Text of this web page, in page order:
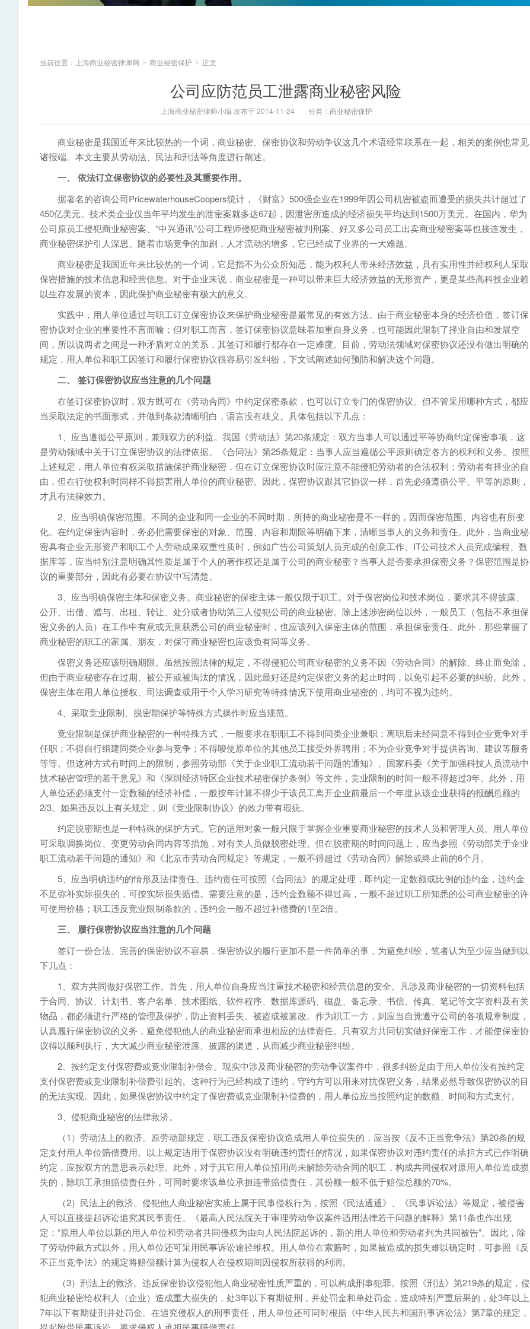
当前位置： 上海商业秘密律师网 > 商业秘密保护 > 正文
公司应防范员工泄露商业秘密风险
上海商业秘密律师小编 发布于 2014-11-24 分类： 商业秘密保护
商业秘密是我国近年来比较热的一个词，商业秘密、保密协议和劳动争议这几个术语经常联系在一起，相关的案例也常见
诸报端。本文主要从劳动法、民法和刑法等角度进行阐述。
一、 依法订立保密协议的必要性及其重要作用。
据著名的咨询公司PricewaterhouseCoopers统计，《财富》500强企业在1999年因公司机密被盗而遭受的损失共计超过了
450亿美元。技术类企业仅当年平均发生的泄密案就多达67起，因泄密所造成的经济损失平均达到1500万美元。在国内，华为
公司原员工侵犯商业秘密案、“中兴通讯”公司工程师侵犯商业秘密被判刑案、好又多公司员工出卖商业秘密案等也接连发生，
商业秘密保护引人深思。随着市场竞争的加剧，人才流动的增多，它已经成了业界的一大难题。
商业秘密是我国近年来比较热的一个词，它是指不为公众所知悉，能为权利人带来经济效益，具有实用性并经权利人采取
保密措施的技术信息和经营信息。对于企业来说，商业秘密是一种可以带来巨大经济效益的无形资产，更是某些高科技企业赖
以生存发展的资本，因此保护商业秘密有极大的意义。
实践中，用人单位通过与职工订立保密协议来保护商业秘密是最常见的有效方法。由于商业秘密本身的经济价值，签订保
密协议对企业的重要性不言而喻；但对职工而言，签订保密协议意味着加重自身义务，也可能因此限制了择业自由和发展空
间，所以说两者之间是一种矛盾对立的关系，其签订和履行都存在一定难度。目前，劳动法领域对保密协议还没有做出明确的
规定，用人单位和职工因签订和履行保密协议很容易引发纠纷，下文试阐述如何预防和解决这个问题。
二、 签订保密协议应当注意的几个问题
在签订保密协议时，双方既可在《劳动合同》中约定保密条款，也可以订立专门的保密协议。但不管采用哪种方式，都应
当采取法定的书面形式，并做到条款清晰明白，语言没有歧义。具体包括以下几点：
1、应当遵循公平原则，兼顾双方的利益。我国《劳动法》第20条规定：双方当事人可以通过平等协商约定保密事项，这
是劳动领域中关于订立保密协议的法律依据。《合同法》第25条规定：当事人应当遵循公平原则确定各方的权利和义务。按照
上述规定，用人单位有权采取措施保护商业秘密，但在订立保密协议时应注意不能侵犯劳动者的合法权利；劳动者有择业的自
由，但在行使权利时同样不得损害用人单位的商业秘密。因此，保密协议跟其它协议一样，首先必须遵循公平、平等的原则，
才具有法律效力。
2、应当明确保密范围。不同的企业和同一企业的不同时期，所持的商业秘密是不一样的，因而保密范围、内容也有所变
化。在约定保密内容时，务必把需要保密的对象、范围、内容和期限等明确下来，清晰当事人的义务和责任。此外，当商业秘
密具有企业无形资产和职工个人劳动成果双重性质时，例如广告公司策划人员完成的创意工作、IT公司技术人员完成编程、数
据库等，应当特别注意明确其性质是属于个人的著作权还是属于公司的商业秘密？当事人是否要承担保密义务？保密范围是协
议的重要部分，因此有必要在协议中写清楚。
3、应当明确保密主体和保密义务。商业秘密的保密主体一般仅限于职工。对于保密岗位和技术岗位，要求其不得披露、
公开、出借、赠与、出租、转让、处分或者协助第三人侵犯公司的商业秘密。除上述涉密岗位以外，一般员工（包括不承担保
密义务的人员）在工作中有意或无意获悉公司的商业秘密时，也应该列入保密主体的范围，承担保密责任。此外，那些掌握了
商业秘密的职工的家属、朋友，对保守商业秘密也应该负有同等义务。
保密义务还应该明确期限。虽然按照法律的规定，不得侵犯公司商业秘密的义务不因《劳动合同》的解除、终止而免除，
但由于商业秘密存在过期、被公开或被淘汰的情况，因此最好还是约定保密义务的起止时间，以免引起不必要的纠纷。此外，
保密主体在用人单位授权、司法调查或用于个人学习研究等特殊情况下使用商业秘密的，均可不视为违约。
4、采取竞业限制、脱密期保护等特殊方式操作时应当规范。
竞业限制是保护商业秘密的一种特殊方式，一般要求在职职工不得到同类企业兼职；离职后未经同意不得到企业竞争对手
任职；不得自行组建同类企业参与竞争；不得唆使原单位的其他员工接受外界聘用；不为企业竞争对手提供咨询、建议等服务
等等。但这种方式有时间上的限制，参照劳动部《关于企业职工流动若干问题的通知》、国家科委《关于加强科技人员流动中
技术秘密管理的若干意见》和《深圳经济特区企业技术秘密保护条例》等文件，竞业限制的时间一般不得超过3年。此外，用
人单位还必须支付一定数额的经济补偿，一般按年计算不得少于该员工离开企业前最后一个年度从该企业获得的报酬总额的
2/3。如果违反以上有关规定，则《竞业限制协议》的效力带有瑕疵。
约定脱密期也是一种特殊的保护方式。它的适用对象一般只限于掌握企业重要商业秘密的技术人员和管理人员。用人单位
可采取调换岗位、变更劳动合同内容等措施，对有关人员做脱密处理。但在脱密期的时间问题上，应当参照《劳动部关于企业
职工流动若干问题的通知》和《北京市劳动合同规定》等规定，一般不得超过《劳动合同》解除或终止前的6个月。
5、应当明确违约的情形及法律责任。违约责任可按照《合同法》的规定处理，即约定一定数额或比例的违约金，违约金
不足弥补实际损失的，可按实际损失赔偿。需要注意的是，违约金数额不得过高，一般不超过职工所知悉的公司商业秘密的许
可使用价格；职工违反竞业限制条款的，违约金一般不超过补偿费的1至2倍。
三、 履行保密协议应当注意的几个问题
签订一份合法、完善的保密协议不容易，保密协议的履行更加不是一件简单的事，为避免纠纷，笔者认为至少应当做到以
下几点：
1、双方共同做好保密工作。首先，用人单位自身应当注重技术秘密和经营信息的安全。凡涉及商业秘密的一切资料包括
于合同、协议、计划书、客户名单、技术图纸、软件程序、数据库源码、磁盘、备忘录、书信、传真、笔记等文字资料及有关
物品，都必须进行严格的管理及保护，防止资料丢失、被盗或被篡改。作为职工一方，则应当自觉遵守公司的各项规章制度，
认真履行保密协议的义务，避免侵犯他人的商业秘密而承担相应的法律责任。只有双方共同切实做好保密工作，才能使保密协
议得以顺利执行，大大减少商业秘密泄露、披露的渠道，从而减少商业秘密纠纷。
2、按约定支付保密费或竞业限制补偿金。现实中涉及商业秘密的劳动争议案件中，很多纠纷是由于用人单位没有按约定
支付保密费或竞业限制补偿费引起的。这种行为已经构成了违约，守约方可以用来对抗保密义务，结果必然导致保密协议的目
的无法实现。因此，如果保密协议中约定了保密费或竞业限制补偿费的，用人单位应当按照约定的数额、时间和方式支付。
3、侵犯商业秘密的法律救济。
（1）劳动法上的救济。原劳动部规定，职工违反保密协议造成用人单位损失的，应当按《反不正当竞争法》第20条的规
定支付用人单位赔偿费用。以上规定适用于保密协议没有明确违约责任的情况，如果保密协议对违约责任的承担方式已作明确
约定，应按双方的意思表示处理。此外，对于其它用人单位招用尚未解除劳动合同的职工，构成共同侵权对原用人单位造成损
失的，除职工承担赔偿责任外，可同时要求该单位承担连带赔偿责任，其份额一般不低于赔偿总额的70%。
（2）民法上的救济。侵犯他人商业秘密实质上属于民事侵权行为，按照《民法通通》、《民事诉讼法》等规定，被侵害
人可以直接提起诉讼追究其民事责任。《最高人民法院关于审理劳动争议案件适用法律若干问题的解释》第11条也作出规
定：“原用人单位以新的用人单位和劳动者共同侵权为由向人民法院起诉的，新的用人单位和劳动者列为共同被告”。因此，除
了劳动仲裁方式以外，用人单位还可采用民事诉讼途径维权。用人单位在索赔时，如果被造成的损失难以确定时，可参照《反
不正当竞争法》的规定将赔偿额计算为侵权人在侵权期间因侵权所获得的利润。
（3）刑法上的救济。违反保密协议侵犯他人商业秘密性质严重的，可以构成刑事犯罪。按照《刑法》第219条的规定，侵
犯商业秘密给权利人（企业）造成重大损失的，处3年以下有期徒刑，并处罚金和单处罚金，造成特别严重后果的，处3年以上
7年以下有期徒刑并处罚金。在追究侵权人的刑事责任，用人单位还可同时根据《中华人民共和国刑事诉讼法》第7章的规定，